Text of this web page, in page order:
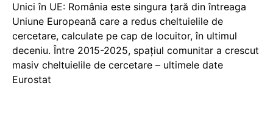
Unici în UE: România este singura țară din întreaga
Uniune Europeană care a redus cheltuielile de
cercetare, calculate pe cap de locuitor, în ultimul
deceniu. Între 2015-2025, spațiul comunitar a crescut
masiv cheltuielile de cercetare – ultimele date
Eurostat